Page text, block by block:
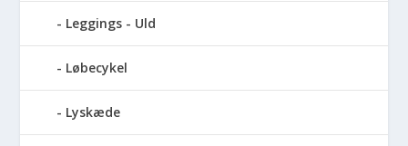
Leggings - Uld
Løbecykel
Lyskæde